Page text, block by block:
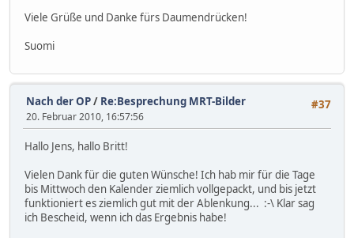
Viele Grüße und Danke fürs Daumendrücken!
Suomi
#37
Nach der OP/ Re:Besprechung MRT-Bilder
20. Februar 2010, 16:57:56
Hallo Jens, hallo Britt!
Vielen Dank für die guten Wünsche! Ich hab mir für die Tage
bis Mittwoch den Kalender ziemlich vollgepackt, und bis jetzt
funktioniert es ziemlich gut mit der Ablenkung... :-\ Klar sag
ich Bescheid, wenn ich das Ergebnis habe!